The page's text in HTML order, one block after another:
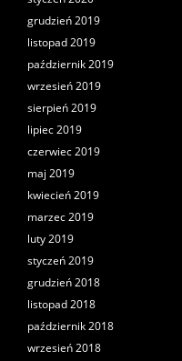
grudzień 2019
listopad 2019
październik 2019
wrzesień 2019
sierpień 2019
lipiec 2019
czerwiec 2019
maj 2019
kwiecień 2019
marzec 2019
luty 2019
styczeń 2019
grudzień 2018
listopad 2018
październik 2018
wrzesień 2018